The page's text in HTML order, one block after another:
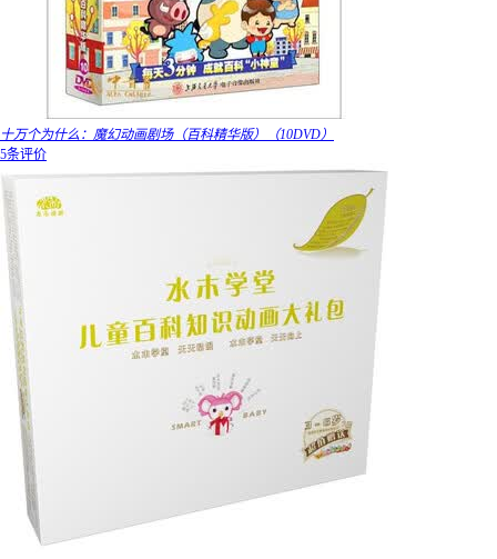
十万个为什么：魔幻动画剧场（百科精华版）（10DVD）
5条评价